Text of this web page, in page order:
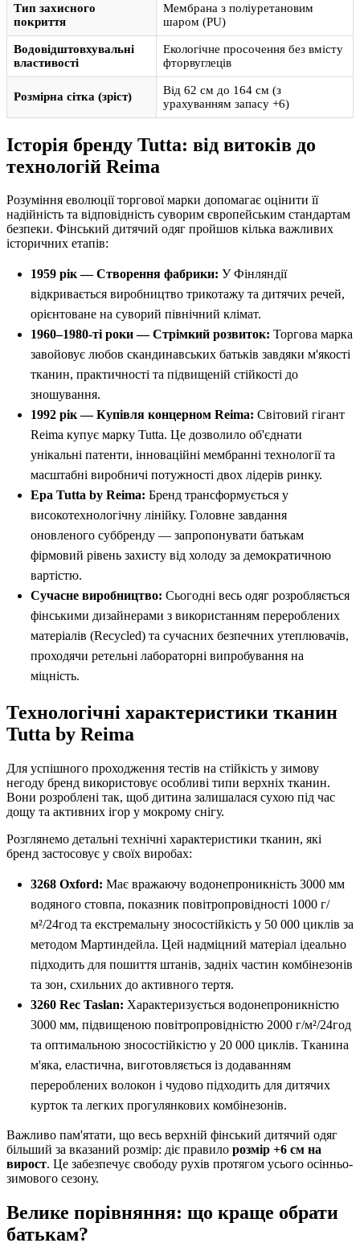
Тип захисного
покриття
Мембрана з поліуретановим
шаром (PU)
Водовідштовхувальні
властивості
Екологічне просочення без вмісту
фторвуглеців
Розмірна сітка (зріст)
Від 62 см до 164 см (з
урахуванням запасу +6)
Історія бренду Tutta: від витоків до
технологій Reima
Розуміння еволюції торгової марки допомагає оцінити її
надійність та відповідність суворим європейським стандартам
безпеки. Фінський дитячий одяг пройшов кілька важливих
історичних етапів:
1959 рік — Створення фабрики: У Фінляндії
відкривається виробництво трикотажу та дитячих речей,
орієнтоване на суворий північний клімат.
1960–1980-ті роки — Стрімкий розвиток: Торгова марка
завойовує любов скандинавських батьків завдяки м'якості
тканин, практичності та підвищеній стійкості до
зношування.
1992 рік — Купівля концерном Reima: Світовий гігант
Reima купує марку Tutta. Це дозволило об'єднати
унікальні патенти, інноваційні мембранні технології та
масштабні виробничі потужності двох лідерів ринку.
Ера Tutta by Reima: Бренд трансформується у
високотехнологічну лінійку. Головне завдання
оновленого суббренду — запропонувати батькам
фірмовий рівень захисту від холоду за демократичною
вартістю.
Сучасне виробництво: Сьогодні весь одяг розробляється
фінськими дизайнерами з використанням перероблених
матеріалів (Recycled) та сучасних безпечних утеплювачів,
проходячи ретельні лабораторні випробування на
міцність.
Технологічні характеристики тканин
Tutta by Reima
Для успішного проходження тестів на стійкість у зимову
негоду бренд використовує особливі типи верхніх тканин.
Вони розроблені так, щоб дитина залишалася сухою під час
дощу та активних ігор у мокрому снігу.
Розглянемо детальні технічні характеристики тканин, які
бренд застосовує у своїх виробах:
3268 Oxford: Має вражаючу водонепроникність 3000 мм
водяного стовпа, показник повітропровідності 1000 г/
м²/24год та екстремальну зносостійкість у 50 000 циклів за
методом Мартиндейла. Цей надміцний матеріал ідеально
підходить для пошиття штанів, задніх частин комбінезонів
та зон, схильних до активного тертя.
3260 Rec Taslan: Характеризується водонепроникністю
3000 мм, підвищеною повітропровідністю 2000 г/м²/24год
та оптимальною зносостійкістю у 20 000 циклів. Тканина
м'яка, еластична, виготовляється із додаванням
перероблених волокон і чудово підходить для дитячих
курток та легких прогулянкових комбінезонів.
Важливо пам'ятати, що весь верхній фінський дитячий одяг
більший за вказаний розмір: діє правило розмір +6 см на
вирост. Це забезпечує свободу рухів протягом усього осінньо-
зимового сезону.
Велике порівняння: що краще обрати
батькам?